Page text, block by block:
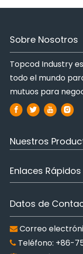
Sobre Nosotros
Topcod Industry
todo el mundo
mutuos para
Nuestros
Enlaces Rápidos
Datos de
 Correo
 Teléfono: +86-